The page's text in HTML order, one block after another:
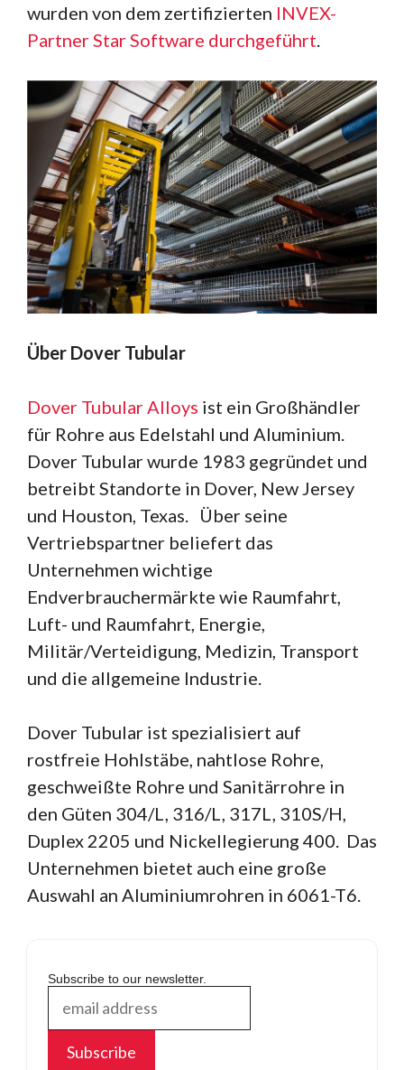
wurden von dem zertifizierten INVEX-
Partner Star Software durchgeführt.
Über Dover Tubular
Dover Tubular Alloys ist ein Großhändler
für Rohre aus Edelstahl und Aluminium.
Dover Tubular wurde 1983 gegründet und
betreibt Standorte in Dover, New Jersey
und Houston, Texas. Über seine
Vertriebspartner beliefert das
Unternehmen wichtige
Endverbrauchermärkte wie Raumfahrt,
Luft- und Raumfahrt, Energie,
Militär/Verteidigung, Medizin, Transport
und die allgemeine Industrie.
Dover Tubular ist spezialisiert auf
rostfreie Hohlstäbe, nahtlose Rohre,
geschweißte Rohre und Sanitärrohre in
den Güten 304/L, 316/L, 317L, 310S/H,
Duplex 2205 und Nickellegierung 400. Das
Unternehmen bietet auch eine große
Auswahl an Aluminiumrohren in 6061-T6.
Subscribe to our newsletter.